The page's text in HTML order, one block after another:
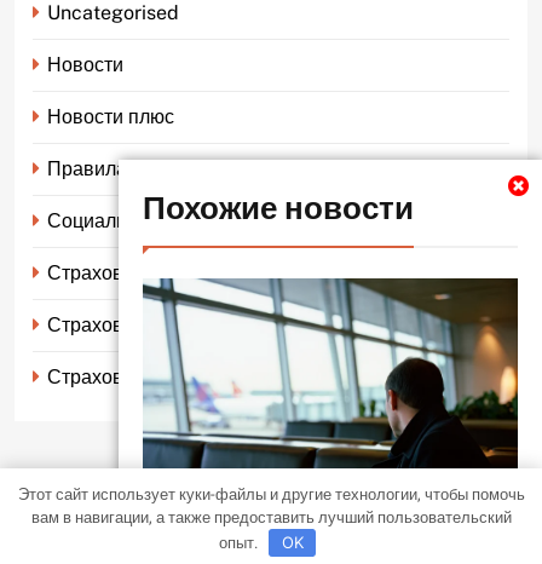
Похожие новости
Uncategorised
Новости
Новости плюс
Правила страхования
Социальное страхование
Страхование автомобиля
Страхование жизни
Страхование имущества
LocalNews - современная тема WordPress. Все права защищены
2026. Free Theme ByBlazeThemes
Этот сайт использует куки-файлы и другие технологии, чтобы помочь
вам в навигации, а также предоставить лучший пользовательский
опыт.
OK